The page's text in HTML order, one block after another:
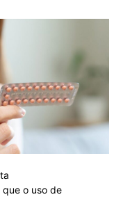
que o uso de